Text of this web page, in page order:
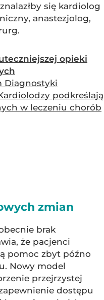
się kardiolog
anastezjolog,
opieki
Diagnostyki
podkreślają
w leczeniu chorób
zmian
brak
że pacjenci
pomoc zbyt późno
Nowy model
przejrzystej
dostępu